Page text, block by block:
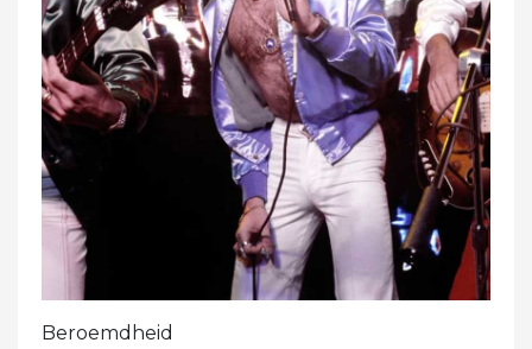
Beroemdheid